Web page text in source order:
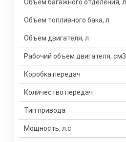
Объем багажного отделения, л
Объем топливного бака, л
Объем двигателя, л
Рабочий объем двигателя, см3
Коробка передач
Количество передач
Тип привода
Мощность, л.с